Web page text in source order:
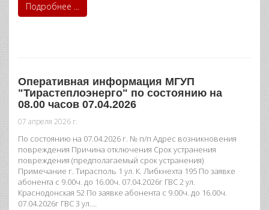
Подробнее ...
Оперативная информация МГУП
"Тирастеплоэнерго" по состоянию на
08.00 часов 07.04.2026
07 апреля 2026 г.
По состоянию на 07.04.2026 г. № п/п Адрес возникновения
повреждения Причина отключения Срок устранения
повреждения (предполагаемый срок устранения)
Примечание г. Тирасполь 1 ул. К. Либкнехта 195 По заявке
абонента с 9.00ч. до 16.00ч. 07.04.2026г ГВС 2 ул.
Краснодонская 52 По заявке абонента с 9.00ч. до 16.00ч.
07.04.2026г ГВС 3 ул.…